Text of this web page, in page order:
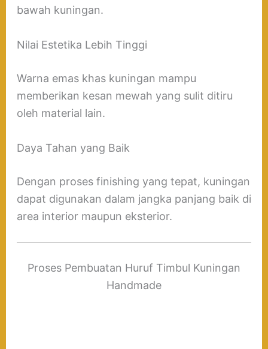
bawah kuningan.
Nilai Estetika Lebih Tinggi
Warna emas khas kuningan mampu
memberikan kesan mewah yang sulit ditiru
oleh material lain.
Daya Tahan yang Baik
Dengan proses finishing yang tepat, kuningan
dapat digunakan dalam jangka panjang baik di
area interior maupun eksterior.
Proses Pembuatan Huruf Timbul Kuningan
Handmade